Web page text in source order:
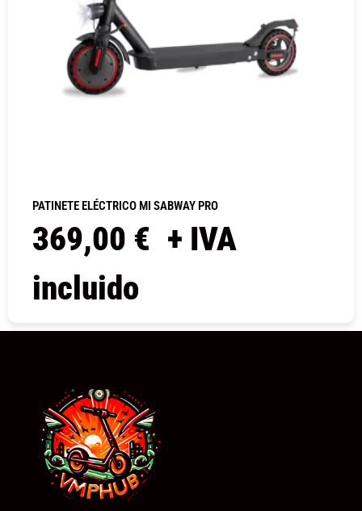
PATINETE ELÉCTRICO MI SABWAY PRO
369,00 € + IVA
incluido